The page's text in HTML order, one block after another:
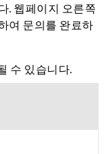
. 웹페이지 오른쪽
여 문의를 완료하
수 있습니다.